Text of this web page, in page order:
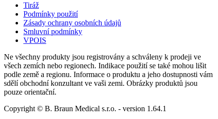
Tiráž
Podmínky použití
Zásady ochrany osobních údajů
Smluvní podmínky
VPOIS
Ne všechny produkty jsou registrovány a schváleny k prodeji ve
všech zemích nebo regionech. Indikace použití se také mohou lišit
podle země a regionu. Informace o produktu a jeho dostupnosti vám
sdělí obchodní konzultant ve vaši zemi. Obrázky produktů jsou
pouze orientační.
Copyright © B. Braun Medical s.r.o. - version 1.64.1